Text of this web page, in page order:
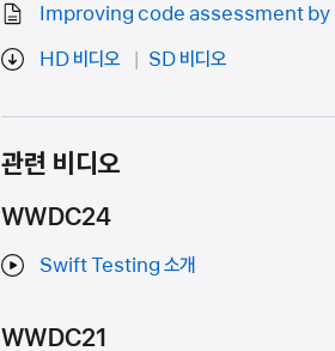
Improving code assessment
HD 비디오
SD 비디오
관련 비디오
WWDC24
Swift Testing 소개
WWDC21